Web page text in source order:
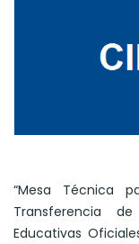
“Mesa Técnica
Transferencia
Educativas